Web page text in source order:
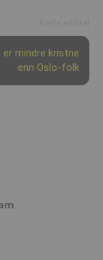
er mindre kristne
enn Oslo-folk